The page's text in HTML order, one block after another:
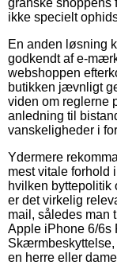
ikke specielt
En anden løsning
godkendt af e-
webshoppen
butikken jævnligt
viden om reglerne
anledning til
vanskeligheder i
Ydermere
mest vitale forhold
hvilken byttepolitik
er det virkelig
mail, således man
Apple iPhone 6/6s
Skærmbeskyttelse,
en herre eller